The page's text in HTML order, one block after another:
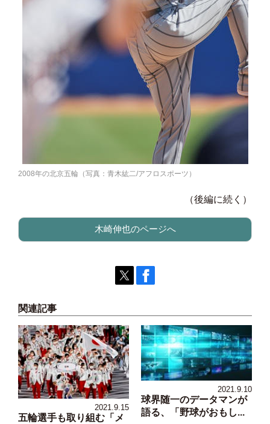
2008年の北京五輪（写真：青木紘二/アフロスポーツ）
（後編に続く）
木崎伸也のページへ
関連記事
2021.9.15
五輪選手も取り組む「メ
2021.9.10
球界随一のデータマンが
語る、「野球がおもし...